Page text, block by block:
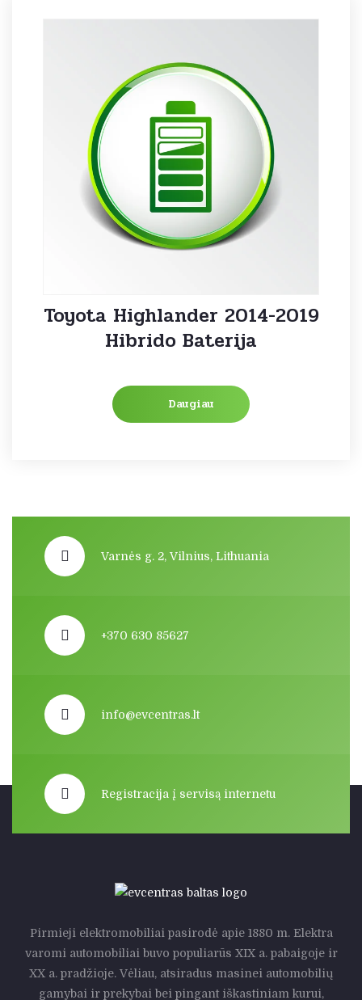
Toyota Highlander 2014-2019
Hibrido Baterija
Daugiau
Varnės g. 2, Vilnius, Lithuania
+370 630 85627
info@evcentras.lt
Registracija į servisą internetu
Pirmieji elektromobiliai pasirodė apie 1880 m. Elektra
varomi automobiliai buvo populiarūs XIX a. pabaigoje ir
XX a. pradžioje. Vėliau, atsiradus masinei automobilių
gamybai ir prekybai bei pingant iškastiniam kurui,